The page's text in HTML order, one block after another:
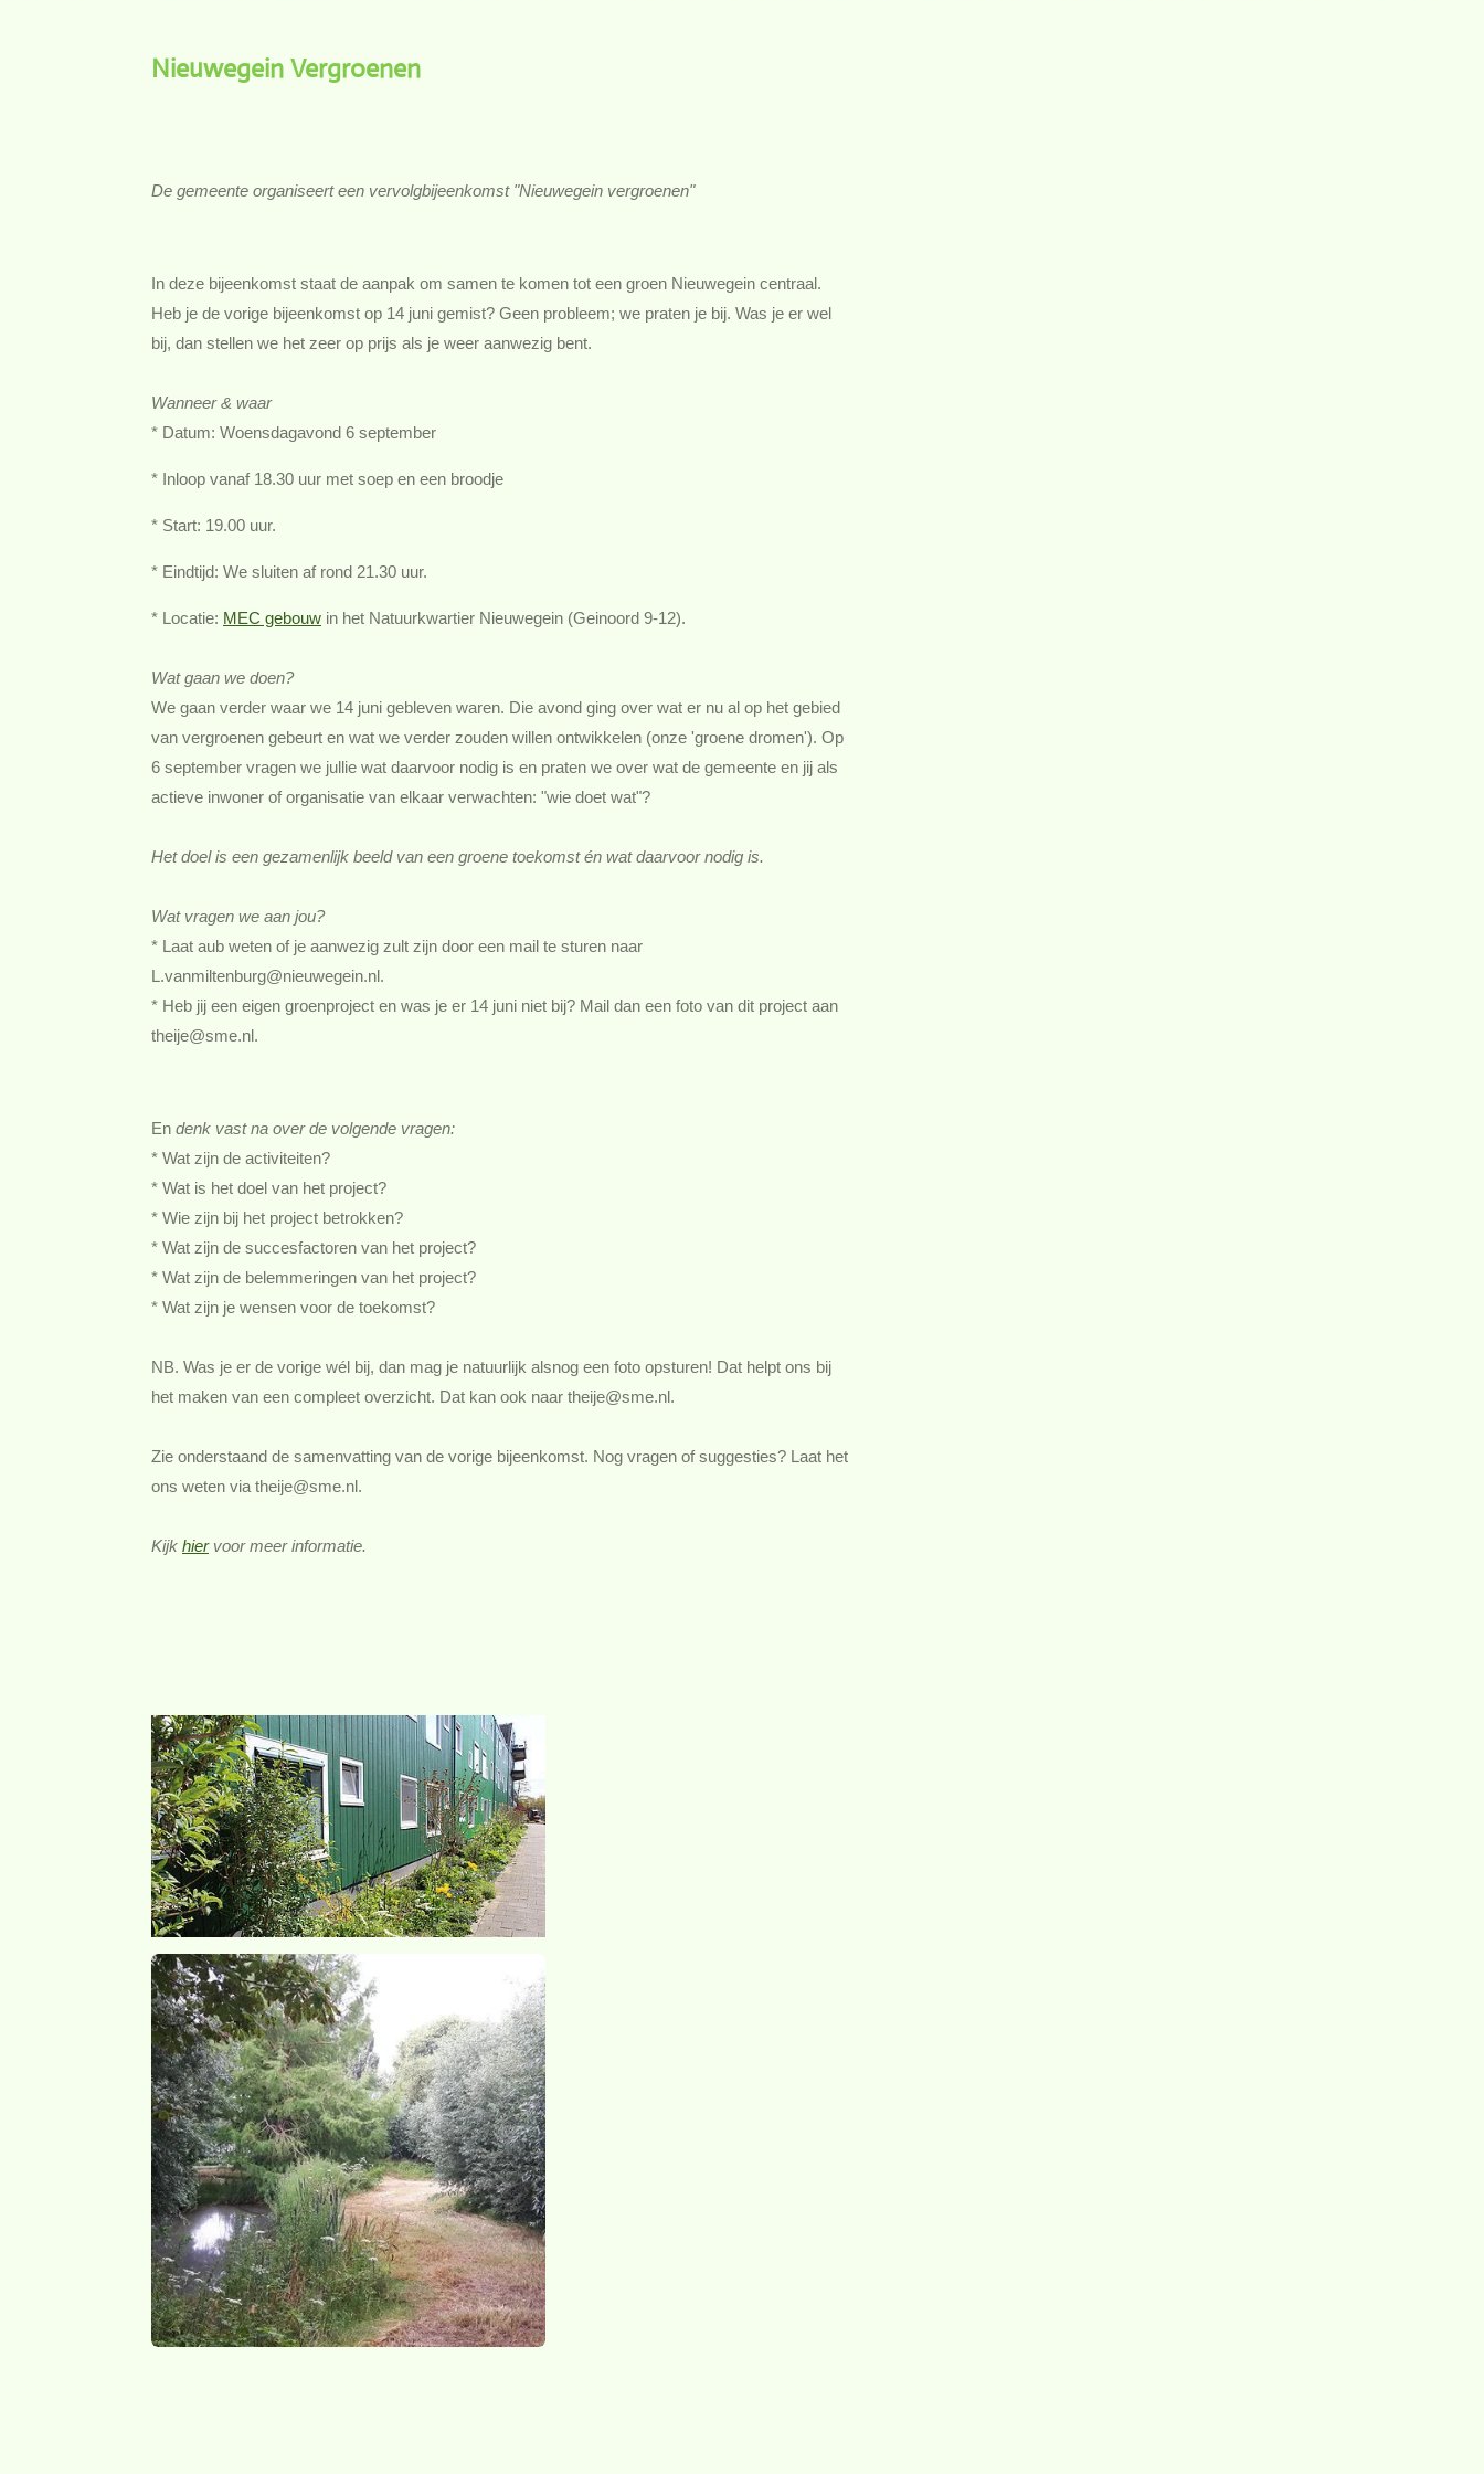
Nieuwegein Vergroenen
De gemeente organiseert een vervolgbijeenkomst "Nieuwegein vergroenen"
In deze bijeenkomst staat de aanpak om samen te komen tot een groen Nieuwegein centraal.
Heb je de vorige bijeenkomst op 14 juni gemist? Geen probleem; we praten je bij. Was je er wel
bij, dan stellen we het zeer op prijs als je weer aanwezig bent.
Wanneer & waar
* Datum: Woensdagavond 6 september
* Inloop vanaf 18.30 uur met soep en een broodje
* Start: 19.00 uur.
* Eindtijd: We sluiten af rond 21.30 uur.
* Locatie: MEC gebouw in het Natuurkwartier Nieuwegein (Geinoord 9-12).
Wat gaan we doen?
We gaan verder waar we 14 juni gebleven waren. Die avond ging over wat er nu al op het gebied
van vergroenen gebeurt en wat we verder zouden willen ontwikkelen (onze 'groene dromen'). Op
6 september vragen we jullie wat daarvoor nodig is en praten we over wat de gemeente en jij als
actieve inwoner of organisatie van elkaar verwachten: "wie doet wat"?
Het doel is een gezamenlijk beeld van een groene toekomst én wat daarvoor nodig is.
Wat vragen we aan jou?
* Laat aub weten of je aanwezig zult zijn door een mail te sturen naar
L.vanmiltenburg@nieuwegein.nl.
* Heb jij een eigen groenproject en was je er 14 juni niet bij? Mail dan een foto van dit project aan
theije@sme.nl.
En denk vast na over de volgende vragen:
* Wat zijn de activiteiten?
* Wat is het doel van het project?
* Wie zijn bij het project betrokken?
* Wat zijn de succesfactoren van het project?
* Wat zijn de belemmeringen van het project?
* Wat zijn je wensen voor de toekomst?
NB. Was je er de vorige wél bij, dan mag je natuurlijk alsnog een foto opsturen! Dat helpt ons bij
het maken van een compleet overzicht. Dat kan ook naar theije@sme.nl.
Zie onderstaand de samenvatting van de vorige bijeenkomst. Nog vragen of suggesties? Laat het
ons weten via theije@sme.nl.
Kijk hiervoor meer informatie.